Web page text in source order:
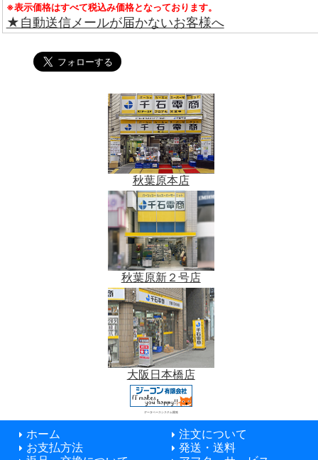
※表示価格はすべて税込み価格となっております。
★自動送信メールが届かないお客様へ
秋葉原本店
秋葉原新２号店
大阪日本橋店
データベースシステム開発
ホーム
注文について
お支払方法
発送・送料